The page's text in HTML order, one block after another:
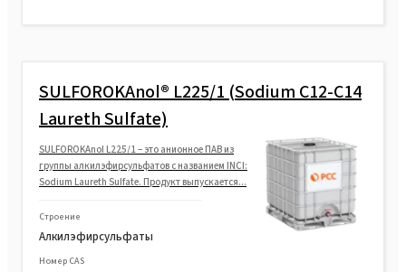
SULFOROKAnol® L225/1 (Sodium C12-C14
Laureth Sulfate)
SULFOROKAnol L225/1 – это анионное ПАВ из
группы алкилэфирсульфатов с названием INCI:
Sodium Laureth Sulfate. Продукт выпускается...
Строение
Алкилэфирсульфаты
Номер CAS